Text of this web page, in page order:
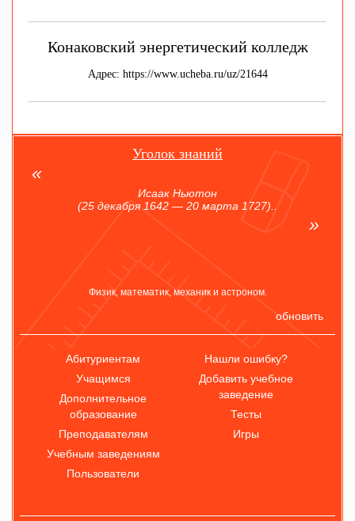
Конаковский энергетический колледж
Адрес: https://www.ucheba.ru/uz/21644
Уголок знаний
Исаак Ньютон
(25 декабря 1642 — 20 марта 1727)..
Физик, математик, механик и астроном.
обновить
Абитуриентам
Учащимся
Дополнительное
образование
Преподавателям
Учебным заведениям
Пользователи
Нашли ошибку?
Добавить учебное
заведение
Тесты
Игры